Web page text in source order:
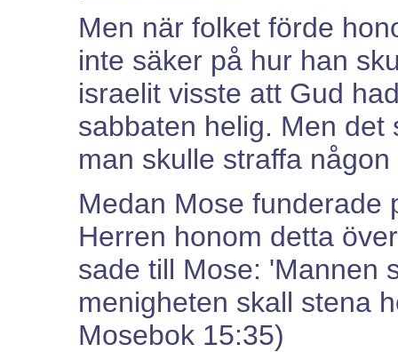
Men när folket förde
inte säker på hur han
israelit visste att Gud
sabbaten helig. Men
man skulle straffa
Medan Mose funderade
Herren honom detta
sade till Mose: 'Mannen
menigheten skall stena
Mosebok 15:35)